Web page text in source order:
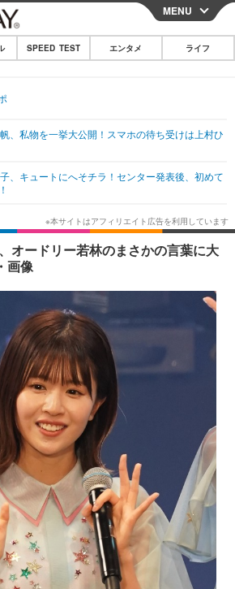
CLOSE
その他
韓国・芸能
スポーツ
グルメ
ショッピング
法
MENU
SPEED TEST エンタメ ライフ
、私物を一挙大公開！スマホの待ち受けは上村ひ
、キュートにへそチラ！センター発表後、初めて
オードリー若林のまさかの言葉に大
画像